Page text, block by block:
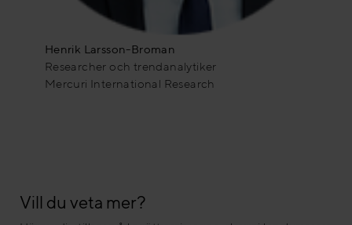
Henrik Larsson-Broman
Researcher och trendanalytiker
Mercuri International Research
Vill du veta mer?